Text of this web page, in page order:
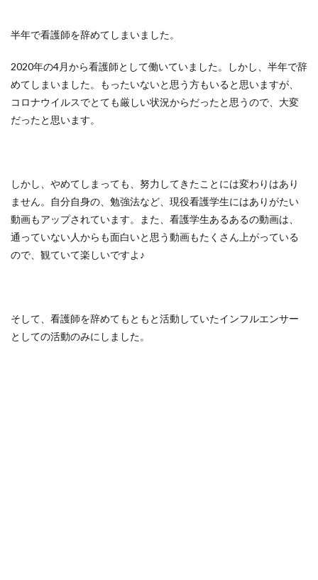
半年で看護師を辞めてしまいました。
2020年の4月から看護師として働いていました。しかし、半年で辞
めてしまいました。もったいないと思う方もいると思いますが、
コロナウイルスでとても厳しい状況からだったと思うので、大変
だったと思います。
しかし、やめてしまっても、努力してきたことには変わりはあり
ません。自分自身の、勉強法など、現役看護学生にはありがたい
動画もアップされています。また、看護学生あるあるの動画は、
通っていない人からも面白いと思う動画もたくさん上がっている
ので、観ていて楽しいですよ♪
そして、看護師を辞めてもともと活動していたインフルエンサー
としての活動のみにしました。